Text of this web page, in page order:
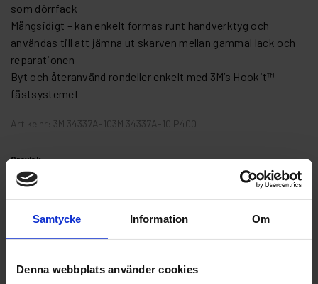
Samtycke Information Om
Denna webbplats använder cookies
som dörrfack
Mångsidigt – kan enkelt formas runt handverktyg och
användas till att jämna ut skarven mellan gammal lack och
reparationen
Byt och återanvänd rondeller enkelt med 3M’s Hookit™-
fästsystemet
Artikelnr: 3M 34337A-103M 34337A-10 P400
Grovlek
Finns i lager